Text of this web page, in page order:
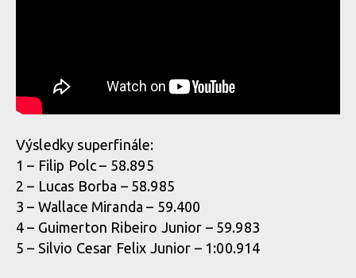
Výsledky superfinále:
1 – Filip Polc – 58.895
2 – Lucas Borba – 58.985
3 – Wallace Miranda – 59.400
4 – Guimerton Ribeiro Junior – 59.983
5 – Silvio Cesar Felix Junior – 1:00.914